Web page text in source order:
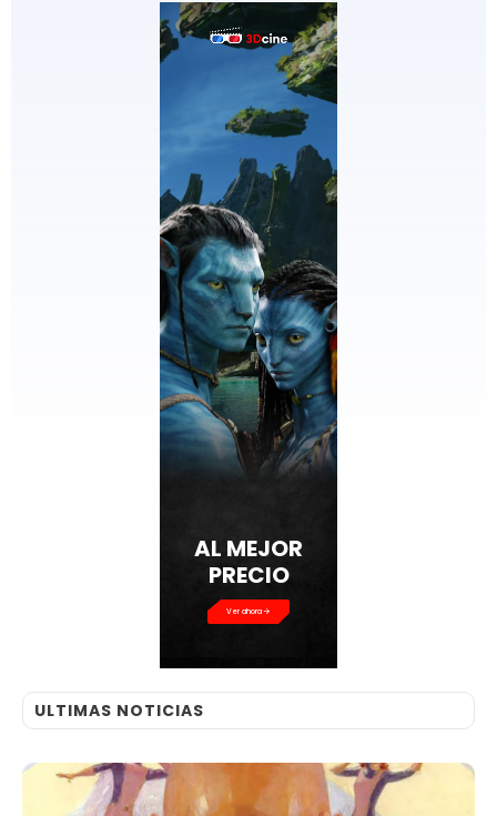
AL MEJOR
PRECIO
Ver ahora
ULTIMAS NOTICIAS